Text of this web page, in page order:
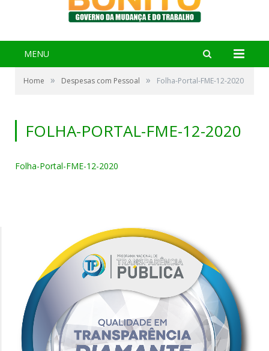
MENU
Home » Despesas com Pessoal » Folha-Portal-FME-12-2020
FOLHA-PORTAL-FME-12-2020
Folha-Portal-FME-12-2020